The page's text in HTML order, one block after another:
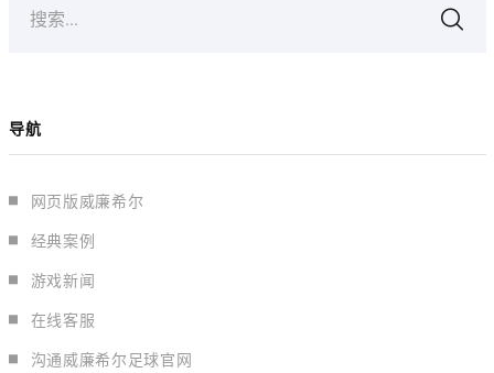
搜索...
导航
网页版威廉希尔
经典案例
游戏新闻
在线客服
沟通威廉希尔足球官网